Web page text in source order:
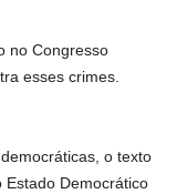
no Congresso
esses crimes.
o texto
Estado Democrático